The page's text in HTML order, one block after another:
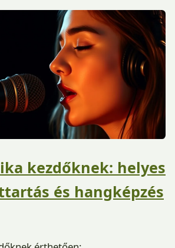
kezdőknek: helyes
és hangképzés